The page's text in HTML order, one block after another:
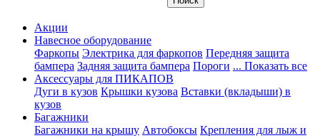
Акции
Навесное оборудование
Фаркопы Электрика для фаркопов Передняя защита
бампера Задняя защита бампера Пороги ... Показать все
Аксессуары для ПИКАПОВ
Дуги в кузов Крышки кузова Вставки (вкладыши) в
кузов
Багажники
Багажники на крышу Автобоксы Крепления для лыж и